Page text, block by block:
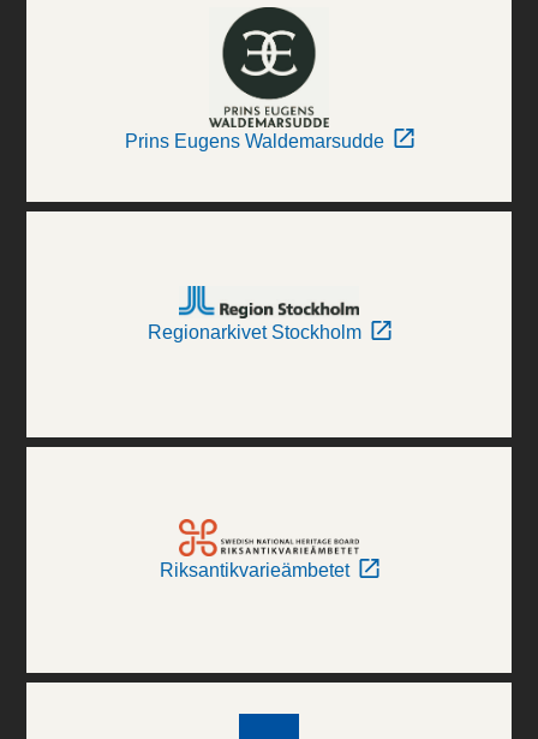
Prins Eugens Waldemarsudde
Regionarkivet Stockholm
Riksantikvarieämbetet